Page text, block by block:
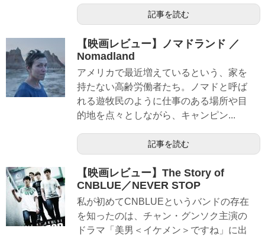
記事を読む
【映画レビュー】ノマドランド ／
Nomadland
アメリカで最近増えているという、家を
持たない高齢労働者たち。ノマドと呼ば
れる遊牧民のように仕事のある場所や目
的地を点々としながら、キャンピン...
記事を読む
【映画レビュー】The Story of
CNBLUE／NEVER STOP
私が初めてCNBLUEというバンドの存在
を知ったのは、チャン・グンソク主演の
ドラマ「美男＜イケメン＞ですね」に出